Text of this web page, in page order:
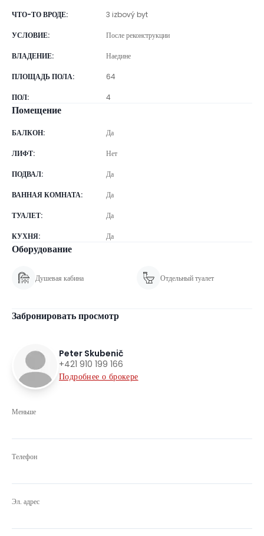
ЧТО-ТО ВРОДЕ: 3 izbový byt
УСЛОВИЕ: После реконструкции
ВЛАДЕНИЕ: Наедине
ПЛОЩАДЬ ПОЛА: 64
ПОЛ: 4
Помещение
БАЛКОН: Да
ЛИФТ: Нет
ПОДВАЛ: Да
ВАННАЯ КОМНАТА: Да
ТУАЛЕТ: Да
КУХНЯ: Да
Оборудование
Душевая кабина Отдельный туалет
Забронировать просмотр
Peter Skubenič
+421 910 199 166
Подробнее о брокере
Меньше
Телефон
Эл. адрес